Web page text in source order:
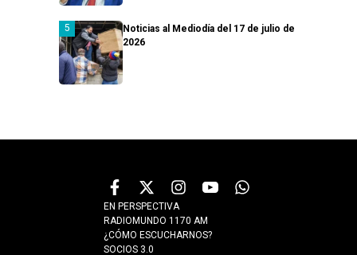
Noticias al Mediodía del 17 de julio de
2026
EN PERSPECTIVA
RADIOMUNDO 1170 AM
¿CÓMO ESCUCHARNOS?
SOCIOS 3.0